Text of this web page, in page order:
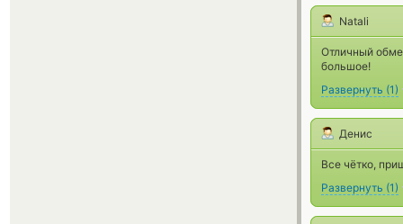
Natali
Отличный
большое!
Развернуть (1)
Денис
Все чётко,
Развернуть (1)